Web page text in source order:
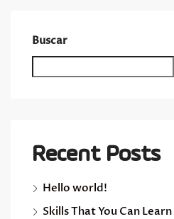
Buscar
Recent Posts
Hello world!
Skills That You Can